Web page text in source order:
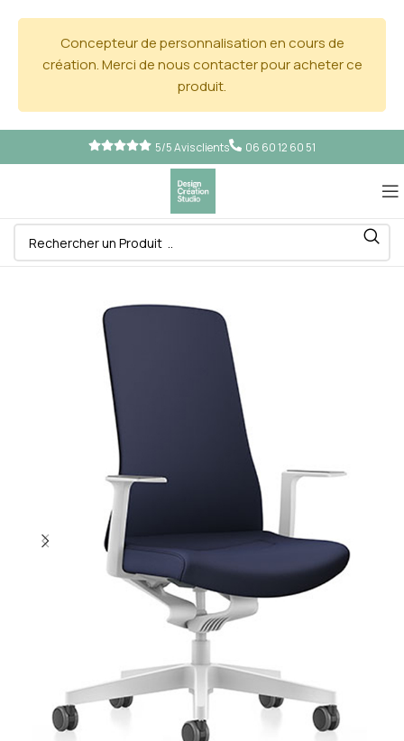
Concepteur de personnalisation en cours de
création. Merci de nous contacter pour acheter ce
produit.
5/5 Avis clients 06 60 12 60 51